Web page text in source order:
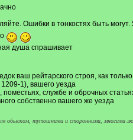
Ошибки в тонкостях быть
душа спрашивает
ваш рейтарского строя, как
1), вашего уезда
службе и оброчных
собственно вашего же уезда
обыском, тутошними и сторонними, многими